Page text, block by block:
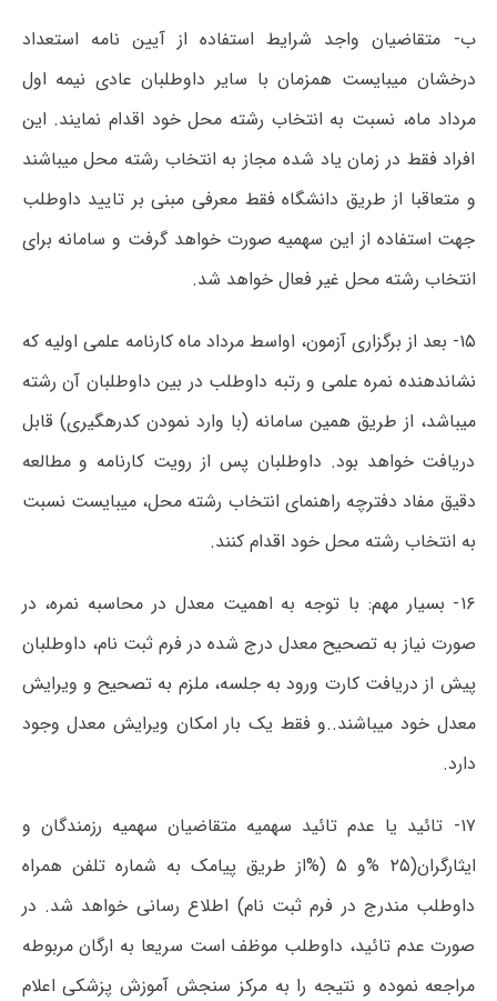
ب- متقاضیان واجد شرایط استفاده از آیین نامه استعداد
درخشان میبایست همزمان با سایر داوطلبان عادی نیمه اول
مرداد ماه، نسبت به انتخاب رشته محل خود اقدام نمایند. این
افراد فقط در زمان یاد شده مجاز به انتخاب رشته محل میباشند
و متعاقبا از طریق دانشگاه فقط معرفی مبنی بر تایید داوطلب
جهت استفاده از این سهمیه صورت خواهد گرفت و سامانه برای
انتخاب رشته محل غیر فعال خواهد شد.
۱۵- بعد از برگزاری آزمون، اواسط مرداد ماه کارنامه علمی اولیه که
نشاندهنده نمره علمی و رتبه داوطلب در بین داوطلبان آن رشته
میباشد، از طریق همین سامانه (با وارد نمودن کدرهگیری) قابل
دریافت خواهد بود. داوطلبان پس از رویت کارنامه و مطالعه
دقیق مفاد دفترچه راهنمای انتخاب رشته محل، میبایست نسبت
به انتخاب رشته محل خود اقدام کنند.
۱۶- بسیار مهم: با توجه به اهمیت معدل در محاسبه نمره، در
صورت نیاز به تصحیح معدل درج شده در فرم ثبت نام، داوطلبان
پیش از دریافت کارت ورود به جلسه، ملزم به تصحیح و ویرایش
معدل خود میباشند..و فقط یک بار امکان ویرایش معدل وجود
دارد.
۱۷- تائید یا عدم تائید سهمیه متقاضیان سهمیه رزمندگان و
ایثارگران(۲۵ %و ۵ (%از طریق پیامک به شماره تلفن همراه
داوطلب مندرج در فرم ثبت نام) اطلاع رسانی خواهد شد. در
صورت عدم تائید، داوطلب موظف است سریعا به ارگان مربوطه
مراجعه نموده و نتیجه را به مرکز سنجش آموزش پزشکی اعلام